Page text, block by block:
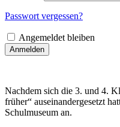
Passwort vergessen?
Angemeldet bleiben
Anmelden
Nachdem sich die 3. und 4.
früher“ auseinandergesetzt
Schulmuseum an.